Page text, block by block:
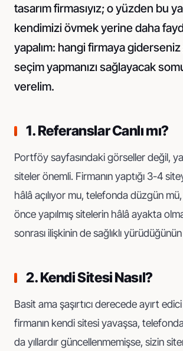
tasarım firmasıyız; o yüzden bu
kendimizi övmek yerine daha
yapalım: hangi firmaya
seçim yapmanızı sağlayacak
verelim.
1. Referanslar Canlı mı?
Portföy sayfasındaki görseller değil,
siteler önemli. Firmanın yaptığı 3-4
hâlâ açılıyor mu, telefonda düzgün mü,
önce yapılmış sitelerin hâlâ ayakta
sonrası ilişkinin de sağlıklı
2. Kendi Sitesi Nasıl?
Basit ama şaşırtıcı derecede ayırt
firmanın kendi sitesi yavaşsa,
da yıllardır güncellenmemişse, sizin